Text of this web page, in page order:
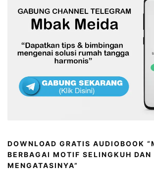
DOWNLOAD GRATIS AUDIOBOOK
BERBAGAI MOTIF SELINGKUH DAN
MENGATASINYA”